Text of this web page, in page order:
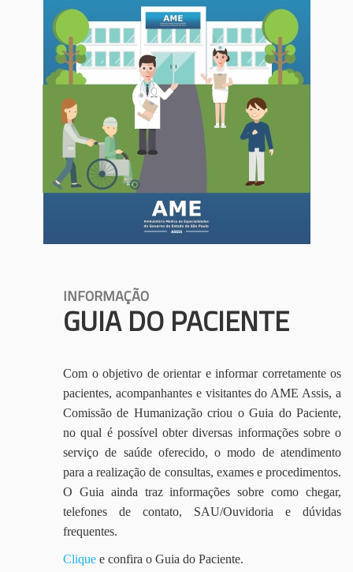
INFORMAÇÃO
GUIA DO PACIENTE
Com o objetivo de orientar e informar corretamente os
pacientes, acompanhantes e visitantes do AME Assis, a
Comissão de Humanização criou o Guia do Paciente,
no qual é possível obter diversas informações sobre o
serviço de saúde oferecido, o modo de atendimento
para a realização de consultas, exames e procedimentos.
O Guia ainda traz informações sobre como chegar,
telefones de contato, SAU/Ouvidoria e dúvidas
frequentes.
Clique e confira o Guia do Paciente.